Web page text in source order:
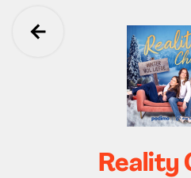
Ga terug
Reality